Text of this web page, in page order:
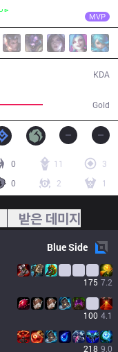
MVP
Gold
KDA
0 11
3
0
2 1
받은 데미지
BlueSide
175 7.2
100 4.1
218 9.0